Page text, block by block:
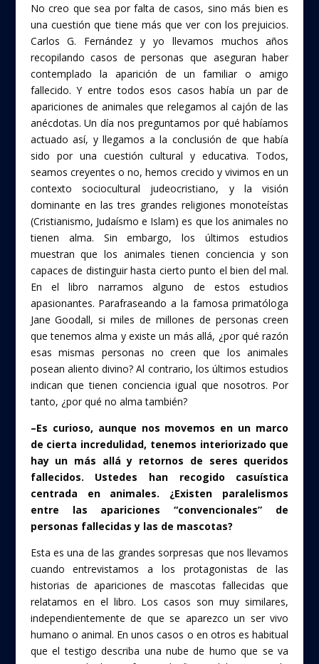
No creo que sea por falta de casos, sino más bien es
una cuestión que tiene más que ver con los prejuicios.
Carlos G. Fernández y yo llevamos muchos años
recopilando casos de personas que aseguran haber
contemplado la aparición de un familiar o amigo
fallecido. Y entre todos esos casos había un par de
apariciones de animales que relegamos al cajón de las
anécdotas. Un día nos preguntamos por qué habíamos
actuado así, y llegamos a la conclusión de que había
sido por una cuestión cultural y educativa. Todos,
seamos creyentes o no, hemos crecido y vivimos en un
contexto sociocultural judeocristiano, y la visión
dominante en las tres grandes religiones monoteístas
(Cristianismo, Judaísmo e Islam) es que los animales no
tienen alma. Sin embargo, los últimos estudios
muestran que los animales tienen conciencia y son
capaces de distinguir hasta cierto punto el bien del mal.
En el libro narramos alguno de estos estudios
apasionantes. Parafraseando a la famosa primatóloga
Jane Goodall, si miles de millones de personas creen
que tenemos alma y existe un más allá, ¿por qué razón
esas mismas personas no creen que los animales
posean aliento divino? Al contrario, los últimos estudios
indican que tienen conciencia igual que nosotros. Por
tanto, ¿por qué no alma también?
–Es curioso, aunque nos movemos en un marco
de cierta incredulidad, tenemos interiorizado que
hay un más allá y retornos de seres queridos
fallecidos. Ustedes han recogido casuística
centrada en animales. ¿Existen paralelismos
entre las apariciones “convencionales” de
personas fallecidas y las de mascotas?
Esta es una de las grandes sorpresas que nos llevamos
cuando entrevistamos a los protagonistas de las
historias de apariciones de mascotas fallecidas que
relatamos en el libro. Los casos son muy similares,
independientemente de que se aparezco un ser vivo
humano o animal. En unos casos o en otros es habitual
que el testigo describa una nube de humo que se va